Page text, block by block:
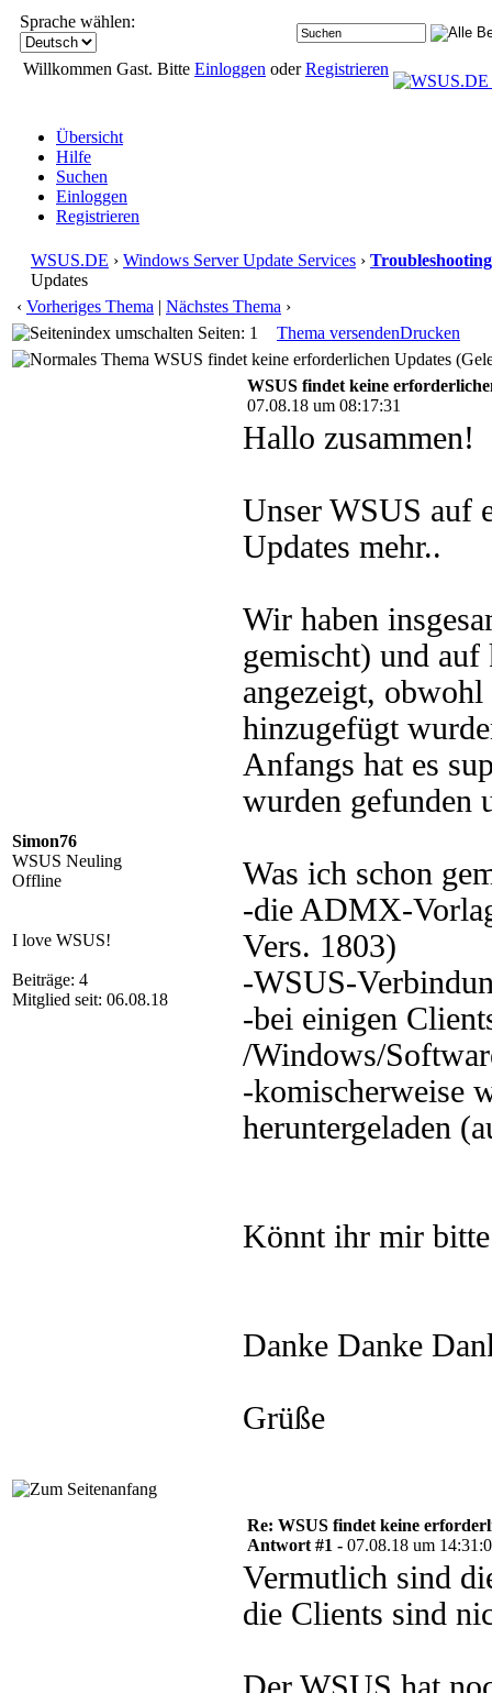
Sprache wählen:
Willkommen Gast. Bitte Einloggen oderRegistrieren
Übersicht
Hilfe
Suchen
Einloggen
Registrieren
WSUS.DE › Windows Server Update Services › Troubleshooting
Updates
‹ Vorheriges Thema | Nächstes Thema ›
Seiten: 1
Thema versendenDrucken
WSUS findet keine erforderlichen Updates
Simon76
WSUS Neuling
Offline
I love WSUS!
Beiträge: 4
Mitglied seit: 06.08.18
WSUS findet keine
07.08.18 um 08:17:31
Hallo zusammen!
Unser WSUS auf
Updates mehr..
Wir haben
gemischt) und
angezeigt,
hinzugefügt
Anfangs hat es
wurden gefunden
Was ich schon
-die ADMX-
Vers. 1803)
-WSUS-
-bei einigen
/Windows/
-komischerweise
heruntergeladen
Könnt ihr mir bitte
Danke Danke
Grüße
Re: WSUS findet keine
Antwort #1 - 07.08.18 um
Vermutlich sind
die Clients sind